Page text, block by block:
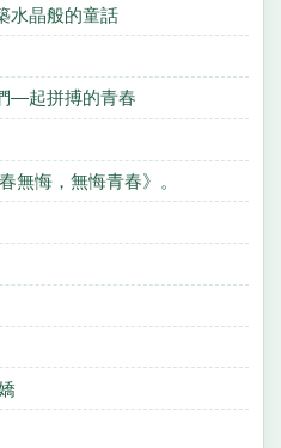
水晶般的童話
—起拼搏的青春
無悔，無悔青春》。